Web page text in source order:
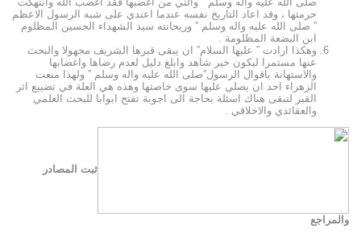
حرمتها ، وقد اعاد التاريخ نفسه عندما اعتدي على شبه الرسول الاعظم
” صلى الله عليه واله وسلم ” وريحانته سيد الشهداء الحسين المظلوم
ابن البضعة المظلومة .
وهكذا ارادت ” عليها السلام” ان يبقى قبرها الشريف مجهولا والبحث
عنها مستمرا ليكون خير شاهد وابلغ دليل لعدم رضاها واغضابها
والاستهانة باقوال الرسول”صلى الله عليه واله وسلم ” ولهذا منعت
الزهراء احد ان يصلي عليها سوى خاصتها وهذه هي العلة في تضييع اثر
القبر لتبقى هناك اسئلة بحاجة الى اجوبة تفتح ابوابا للبحث العلمي
والعقائدي والاخلاقي .
ثبت المصادر
والمراجع